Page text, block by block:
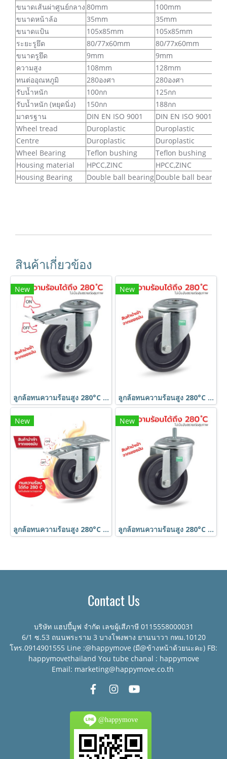
ขนาดเส้นผ่าศูนย์กลาง 80mm
100mm
ขนาดหน้าล้อ
35mm
35mm
ขนาดแป้น
105x85mm
105x85mm
ระยะรูยึด
80/77x60mm
80/77x60mm
ขนาดรูยึด
9mm
9mm
ความสูง
108mm
128mm
ทนต่ออุณหภูมิ
280องศา
280องศา
รับน้ำหนัก
100กก
125กก
รับน้ำหนัก (หยุดนิ่ง)
150กก
188กก
มาตรฐาน
DIN EN ISO 9001
DIN EN ISO 9001
Wheel tread
Duroplastic
Duroplastic
Centre
Duroplastic
Duroplastic
Wheel Bearing
Teflon bushing
Teflon bushing
Housing material
HPCC,ZINC
HPCC,ZINC
Housing Bearing
Double ball bearing Double ball bearing
สินค้าเกี่ยวข้อง
New
ลูกล้อทนความร้อนสูง 280°C Food Grade รูหมุนมีเบรก TENTE เยอรมัน
New
ลูกล้อทนความร้อนสูง 280°C Food Grade รูหมุน TENTE เยอรมัน
New
ลูกล้อทนความร้อนสูง 280°C Food Grade แป้นเบรก TENTE เยอรมัน
New
ลูกล้อทนความร้อนสูง 280°C Food Grade สกรูหมุน TENTE เยอรมัน
Contact Us
บริษัท แฮปปี้มูฟ จำกัด เลขผู้เสีภาษี 0115558000031
6/1 ซ.53 ถนนพระราม 3 บางโพงพาง ยานนาวา กทม.10120
โทร.0914901555 Line :@happymove (มี@ข้างหน้าด้วยนะคะ) FB:
happymovethailand You tube chanal : happymove
Email: marketing@happymove.co.th
@happymove